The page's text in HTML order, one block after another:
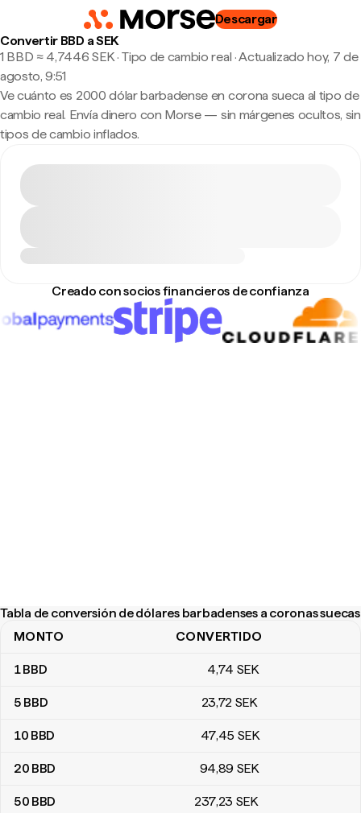
Descargar
Convertir BBD a SEK
1 BBD ≈ 4,7446 SEK · Tipo de cambio real ·Actualizado hoy, 7 de
agosto, 9:51
Ve cuánto es 2000 dólar barbadense en corona sueca al tipo de
cambio real. Envía dinero con Morse — sin márgenes ocultos, sin
tipos de cambio inflados.
Creado con socios financieros de confianza
Tabla de conversión de dólares barbadenses a coronas suecas
Tabla de conversión de dólares barbadenses a coronas suecas
MONTO CONVERTIDO
1BBD 4,74 SEK
5 BBD 23,72 SEK
10 BBD 47,45 SEK
20 BBD 94,89 SEK
50 BBD 237,23 SEK